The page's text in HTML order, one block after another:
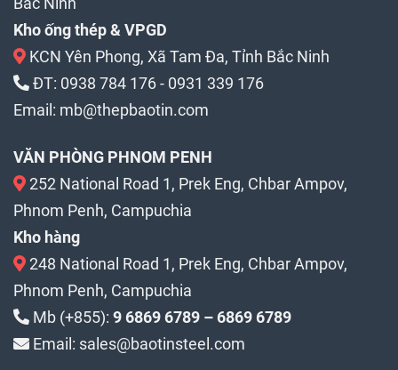
Kho ống thép & VPGD
KCN Yên Phong, Xã Tam Đa, Tỉnh Bắc Ninh
ĐT: 0938 784 176- 0931 339 176
Email: mb@thepbaotin.com
VĂN PHÒNG PHNOM PENH
252 National Road 1, Prek Eng, Chbar Ampov,
Phnom Penh, Campuchia
Kho hàng
248 National Road 1, Prek Eng, Chbar Ampov,
Phnom Penh, Campuchia
Mb (+855): 9 6869 6789 – 6869 6789
Email: sales@baotinsteel.com